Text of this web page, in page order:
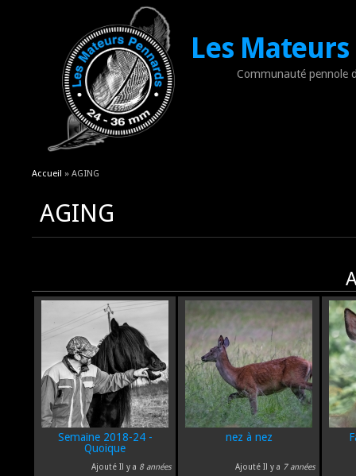
Les
Communauté pennole
Vous êtes ici
Accueil » AGING
AGING
Semaine 2018-24 -
Quoique
Ajouté Il y a 8 années
nez à nez
Ajouté Il y a 7 années